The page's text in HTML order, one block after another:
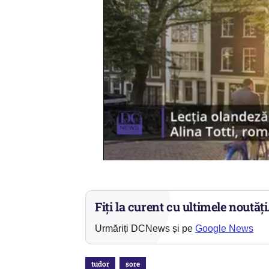
Fiți la curent cu ultimele
Urmăriți DCNews și pe Google News
tudor sore